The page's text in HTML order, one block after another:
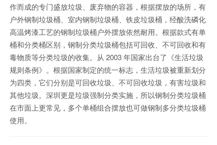
作而成的专门盛放垃圾、废弃物的容器，根据摆放的场所，有
户外钢制垃圾桶、室内钢制垃圾桶、铁皮垃圾桶，经酸洗磷化
高温烤漆工艺的钢制垃圾桶户外摆放依然耐用。根据款式有单
桶和分类桶区别，钢制分类垃圾桶包括可回收、不可回收和有
毒物质等分类垃圾的收集。从 2003 年国家出台了《生活垃圾
规则条例》。根据国家制定的统一标志，生活垃圾被重新划分
为四类，它们分别是可回收垃圾、不可回收垃圾，有害垃圾和
其他垃圾。深圳更是垃圾强制分类实施，所以钢制分类垃圾桶
在市面上更常见，多个单桶组合摆放也可做钢制多分类垃圾桶
使用。